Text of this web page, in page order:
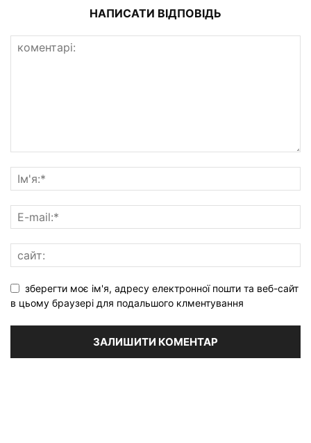
НАПИСАТИ ВІДПОВІДЬ
зберегти моє ім'я, адресу електронної пошти та веб-сайт
в цьому браузері для подальшого клментування